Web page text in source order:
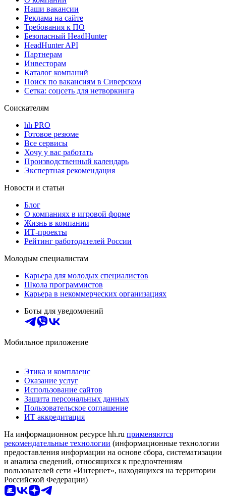
Наши вакансии
Реклама на сайте
Требования к ПО
Безопасный HeadHunter
HeadHunter API
Партнерам
Инвесторам
Каталог компаний
Поиск по вакансиям в Сиверском
Сетка: соцсеть для нетворкинга
Соискателям
hh PRO
Готовое резюме
Все сервисы
Хочу у вас работать
Производственный календарь
Экспертная рекомендация
Новости и статьи
Блог
О компаниях в игровой форме
Жизнь в компании
ИТ-проекты
Рейтинг работодателей России
Молодым специалистам
Карьера для молодых специалистов
Школа программистов
Карьера в некоммерческих организациях
Боты для уведомлений
Мобильное приложение
Этика и комплаенс
Оказание услуг
Использование сайтов
Защита персональных данных
Пользовательское соглашение
ИТ аккредитация
На информационном ресурсе hh.ru применяются
рекомендательные технологии (информационные технологии
предоставления информации на основе сбора, систематизации
и анализа сведений, относящихся к предпочтениям
пользователей сети «Интернет», находящихся на территории
Российской Федерации)